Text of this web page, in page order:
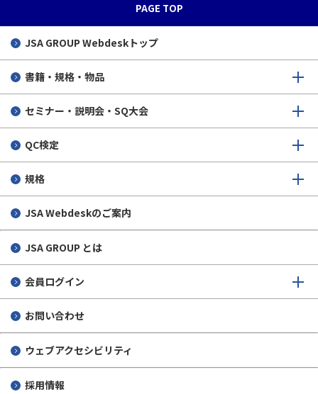
標準化教室出前授業の募集
生徒さんの声
実施実績
個人情報保護について
PAGE TOP
JSA GROUP Webdeskトップ
書籍・規格・物品
セミナー・説明会・SQ大会
QC検定
規格
JSA Webdeskのご案内
JSA GROUP とは
会員ログイン
お問い合わせ
ウェブアクセシビリティ
採用情報